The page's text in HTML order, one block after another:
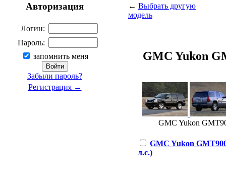
Авторизация
Логин:
Пароль:
запомнить меня
Забыли пароль?
Регистрация →
← Выбрать другую
модель
GMC Yukon
GMC Yukon
GMC Yukon
л.с.)